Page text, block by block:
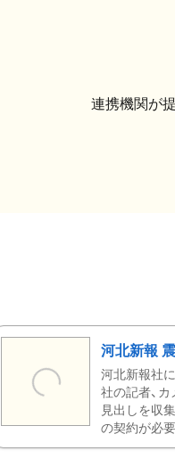
連携機関が
河北新報
河北新報社
社の記者、
見出しを収
の契約が必要